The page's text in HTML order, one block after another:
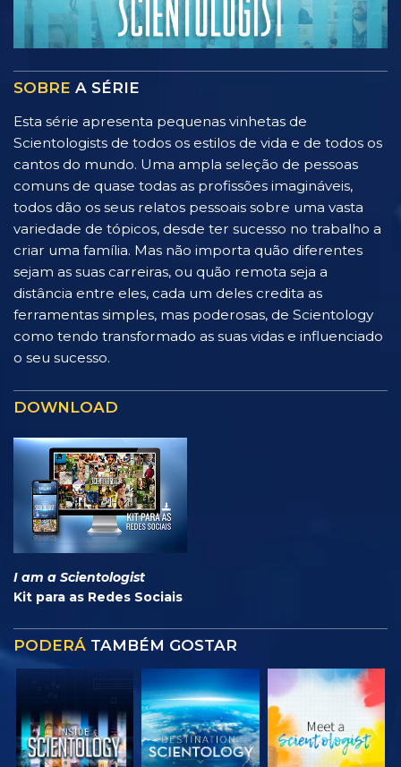
SOBRE A SÉRIE
Esta série apresenta pequenas vinhetas de
Scientologists de todos os estilos de vida e de todos os
cantos do mundo. Uma ampla seleção de pessoas
comuns de quase todas as profissões imagináveis,
todos dão os seus relatos pessoais sobre uma vasta
variedade de tópicos, desde ter sucesso no trabalho a
criar uma família. Mas não importa quão diferentes
sejam as suas carreiras, ou quão remota seja a
distância entre eles, cada um deles credita as
ferramentas simples, mas poderosas, de Scientology
como tendo transformado as suas vidas e influenciado
o seu sucesso.
DOWNLOAD
I am a Scientologist
Kit para as Redes Sociais
PODERÁ TAMBÉM GOSTAR